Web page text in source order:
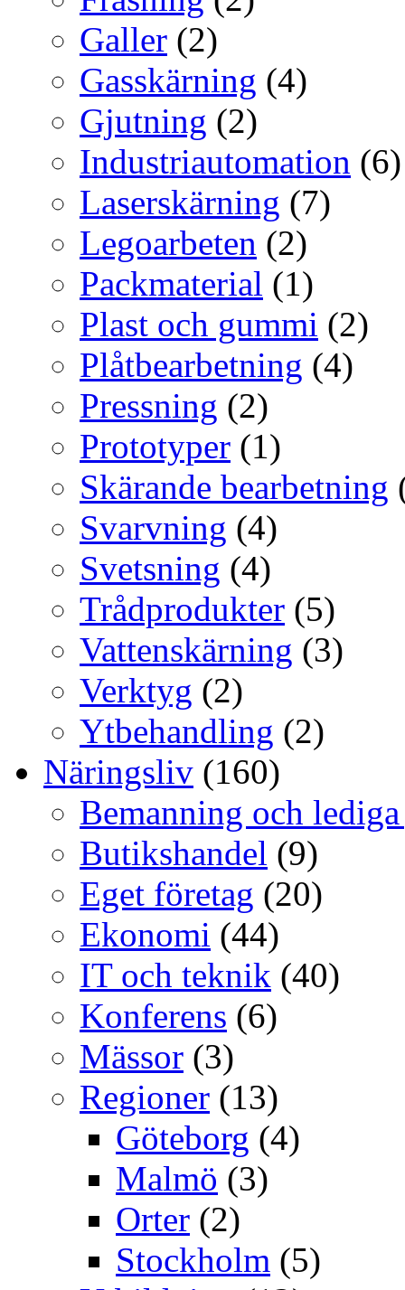
Galler (2)
Gasskärning (4)
Gjutning (2)
Industriautomation (6)
Laserskärning (7)
Legoarbeten (2)
Packmaterial (1)
Plast och gummi (2)
Plåtbearbetning (4)
Pressning (2)
Prototyper (1)
Skärande bearbetning
Svarvning (4)
Svetsning (4)
Trådprodukter (5)
Vattenskärning (3)
Verktyg (2)
Ytbehandling (2)
Näringsliv (160)
Bemanning och
Butikshandel (9)
Eget företag (20)
Ekonomi (44)
IT och teknik (40)
Konferens (6)
Mässor (3)
Regioner (13)
Göteborg (4)
Malmö (3)
Orter (2)
Stockholm (5)